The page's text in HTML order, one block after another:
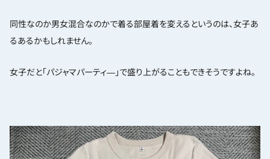
同性なのか男女混合なのかで着る部屋着を変えるというのは、女子あ
るあるかもしれません。
女子だと「パジャマパーティ―」で盛り上がることもできそうですよね。